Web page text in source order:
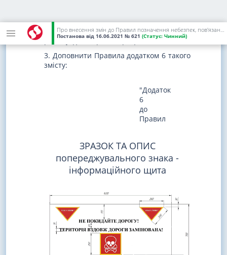
Про внесення змін до Правил позначення небезпек, пов'язаних з мінами та вибухонебезпечними предметами - наслідками війни
Постанова від 16.06.2021 № 621 (Статус: Чинний)
третій - надсилається суб'єктом, який
здійснив позначення небезпечного
району, до Мінреінтеграції.".
3. Доповнити Правила додатком 6 такого
змісту:
"Додаток
6
до
Правил
ЗРАЗОК ТА ОПИС
попереджувального знака -
інформаційного щита